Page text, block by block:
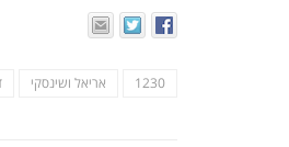
1230 אריאל ושינסקי